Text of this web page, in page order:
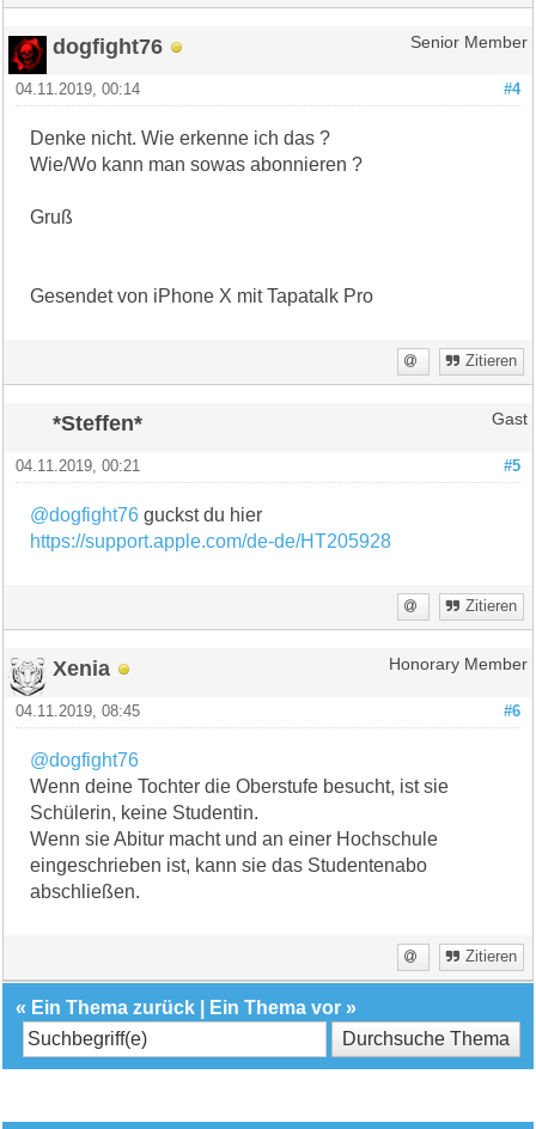
dogfight76 Senior Member
#4
04.11.2019, 00:14
Denke nicht. Wie erkenne ich das ?
Wie/Wo kann man sowas abonnieren ?
Gruß
Gesendet von iPhone X mit Tapatalk Pro
Zitieren
*Steffen* Gast
#5
04.11.2019, 00:21
@dogfight76 guckst du hier
https://support.apple.com/de-de/HT205928
Zitieren
Xenia Honorary Member
#6
04.11.2019, 08:45
@dogfight76
Wenn deine Tochter die Oberstufe besucht, ist sie
Schülerin, keine Studentin.
Wenn sie Abitur macht und an einer Hochschule
eingeschrieben ist, kann sie das Studentenabo
abschließen.
Zitieren
« Ein Thema zurück Ein Thema vor »